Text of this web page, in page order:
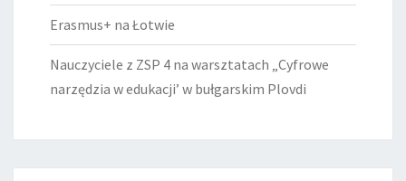
Erasmus+ na Łotwie
Nauczyciele z ZSP 4 na warsztatach „Cyfrowe
narzędzia w edukacji’ w bułgarskim Plovdi